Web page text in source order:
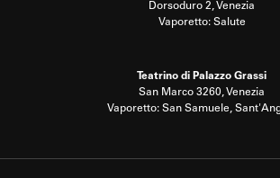
Dorsoduro 2, Venezia
Vaporetto: Salute
Teatrino di Palazzo Grassi
San Marco 3260, Venezia
Vaporetto: San Samuele,